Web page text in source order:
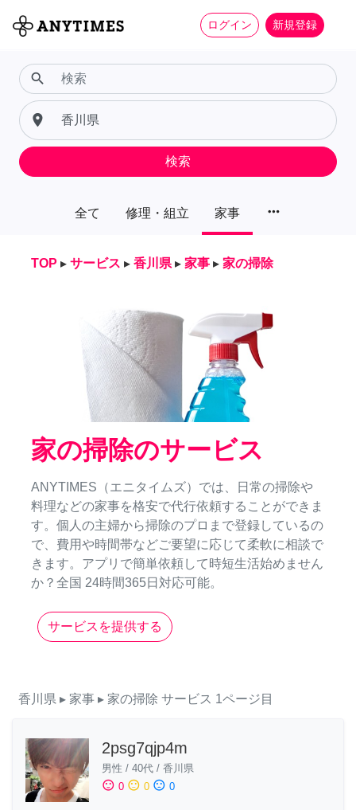
ログイン 新規登録
全て 修理・組立 家事 more_horiz
search
place
検索
TOP ▸ サービス ▸ 香川県 ▸ 家事 ▸ 家の掃除
家の掃除のサービス
ANYTIMES（エニタイムズ）では、日常の掃除や
料理などの家事を格安で代行依頼することができま
す。個人の主婦から掃除のプロまで登録しているの
で、費用や時間帯などご要望に応じて柔軟に相談で
きます。アプリで簡単依頼して時短生活始めません
か？全国 24時間365日対応可能。
サービスを提供する
香川県 ▸ 家事 ▸ 家の掃除 サービス 1ページ目
2psg7qjp4m
男性 / 40代 / 香川県
sentiment_satisfied 0 sentiment_neutral 0 sentiment_dissatisfied 0